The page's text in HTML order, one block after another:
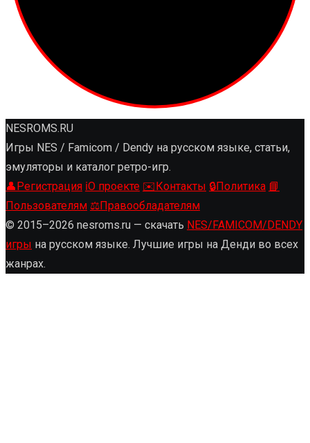
NESROMS.RU
Игры NES / Famicom / Dendy на русском языке, статьи,
эмуляторы и каталог ретро-игр.
👤 Регистрация ℹ️О проекте ✉️ Контакты 🔒Политика 📘
Пользователям ⚖️Правообладателям
© 2015–2026 nesroms.ru — скачать NES/FAMICOM/DENDY
игры на русском языке. Лучшие игры на Денди во всех
жанрах.